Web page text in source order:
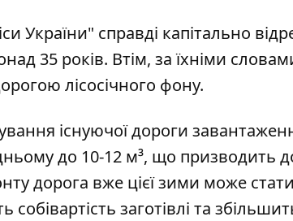
України" справді капітально
35 років. Втім, за їхніми
лісосічного фону.
існуючої дороги
до 10-12 м³, що призводить
дорога вже цієї зими може
заготівлі та